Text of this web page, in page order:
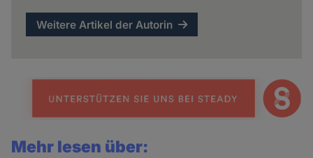
Weitere Artikel der Autorin
Mehr lesen über: